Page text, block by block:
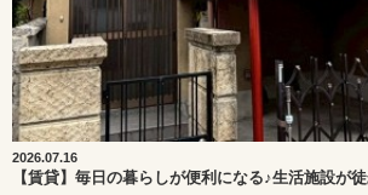
2026.07.16
【賃貸】毎日の暮らしが便利になる♪生活施設が